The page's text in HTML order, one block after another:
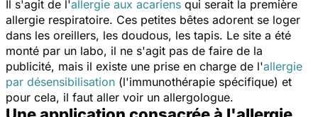
Il s'agit de l'allergie aux acariens qui serait la première
allergie respiratoire. Ces petites bêtes adorent se loger
dans les oreillers, les doudous, les tapis. Le site a été
monté par un labo, il ne s'agit pas de faire de la
publicité, mais il existe une prise en charge de l'allergie
par désensibilisation (l'immunothérapie spécifique) et
pour cela, il faut aller voir un allergologue.